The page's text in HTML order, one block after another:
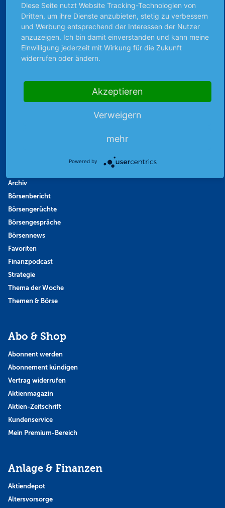
Unabhängig & werbefrei
Schutz persönlicher Daten
Archiv
Börsenbericht
Börsengerüchte
Börsengespräche
Börsennews
Favoriten
Finanzpodcast
Strategie
Thema der Woche
Themen & Börse
Abo & Shop
Abonnent werden
Abonnement kündigen
Vertrag widerrufen
Aktienmagazin
Aktien-Zeitschrift
Kundenservice
Mein Premium-Bereich
Anlage & Finanzen
Aktiendepot
Altersvorsorge
Diese Seite nutzt Website Tracking-Technologien von
Dritten, um ihre Dienste anzubieten, stetig zu verbessern
und Werbung entsprechend der Interessen der Nutzer
anzuzeigen. Ich bin damit einverstanden und kann meine
Einwilligung jederzeit mit Wirkung für die Zukunft
widerrufen oder ändern.
Akzeptieren
Verweigern
mehr
Powered by